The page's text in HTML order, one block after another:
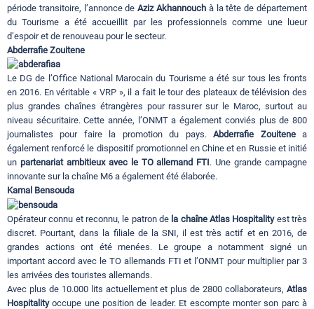
période transitoire, l’annonce deAziz Akhannouch à la tête de département
du Tourisme a été accueillit par les professionnels comme une lueur
d’espoir et de renouveau pour le secteur.
Abderrafie Zouitene
Le DG de l’Office National Marocain du Tourisme a été sur tous les fronts
en 2016. En véritable « VRP », il a fait le tour des plateaux de télévision des
plus grandes chaînes étrangères pour rassurer sur le Maroc, surtout au
niveau sécuritaire. Cette année, l’ONMT a également conviés plus de 800
journalistes pour faire la promotion du pays.Abderrafie Zouitenea
également renforcé le dispositif promotionnel en Chine et en Russie et initié
un partenariat ambitieux avec le TO allemand FTI. Une grande campagne
innovante sur la chaîne M6 a également été élaborée.
Kamal Bensouda
Opérateur connu et reconnu, le patron de la chaîne Atlas Hospitalityest très
discret. Pourtant, dans la filiale de la SNI, il est très actif et en 2016, de
grandes actions ont été menées. Le groupe a notamment signé un
important accord avec le TO allemands FTI et l’ONMT pour multiplier par 3
les arrivées des touristes allemands.
Avec plus de 10.000 lits actuellement et plus de 2800 collaborateurs, Atlas
Hospitalityoccupe une position de leader. Et escompte monter son parc à